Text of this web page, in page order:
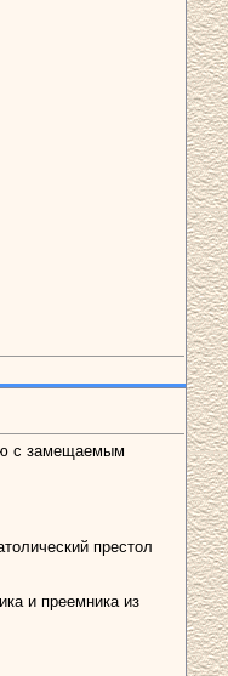
с замещаемым
престол
и преемника из